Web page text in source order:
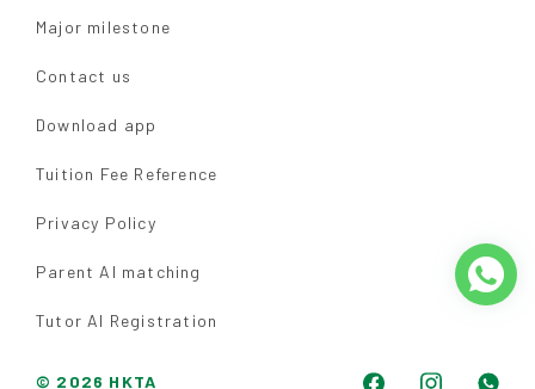
Major milestone
Contact us
Download app
Tuition Fee Reference
Privacy Policy
Parent AI matching
Tutor AI Registration
© 2026 HKTA